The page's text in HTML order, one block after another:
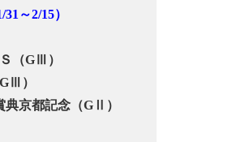
～2/15）
（GⅢ）
）
典京都記念（GⅡ）